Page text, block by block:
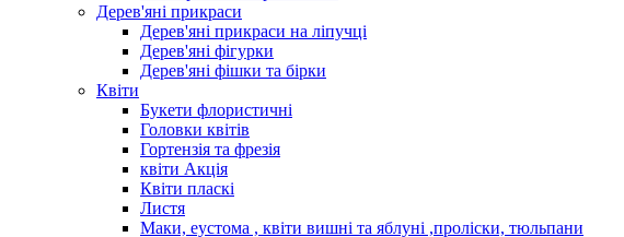
Дерев'яні прикраси
Дерев'яні прикраси на ліпучці
Дерев'яні фігурки
Дерев'яні фішки та бірки
Квіти
Букети флористичні
Головки квітів
Гортензія та фрезія
квіти Акція
Квіти пласкі
Листя
Маки, еустома , квіти вишні та яблуні ,проліски, тюльпани